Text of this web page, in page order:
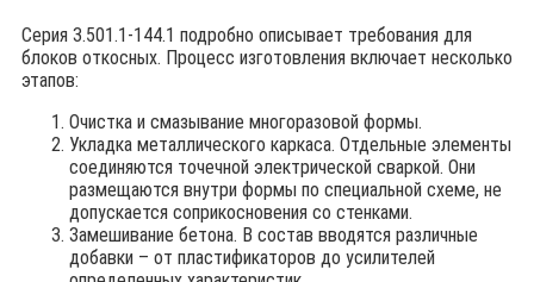
Серия 3.501.1-144.1 подробно описывает требования для
блоков откосных. Процесс изготовления включает несколько
этапов:
Очистка и смазывание многоразовой формы.
Укладка металлического каркаса. Отдельные элементы
соединяются точечной электрической сваркой. Они
размещаются внутри формы по специальной схеме, не
допускается соприкосновения со стенками.
Замешивание бетона. В состав вводятся различные
добавки – от пластификаторов до усилителей